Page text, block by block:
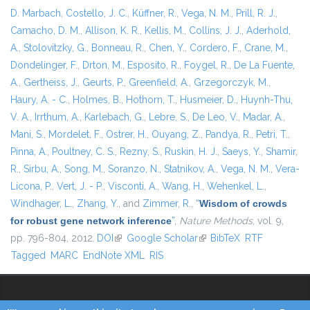
D. Marbach, Costello, J. C., Küffner, R., Vega, N. M., Prill, R. J.,
Camacho, D. M., Allison, K. R., Kellis, M., Collins, J. J., Aderhold,
A., Stolovitzky, G., Bonneau, R., Chen, Y., Cordero, F., Crane, M.,
Dondelinger, F., Drton, M., Esposito, R., Foygel, R., De La Fuente,
A., Gertheiss, J., Geurts, P., Greenfield, A., Grzegorczyk, M.,
Haury, A. - C., Holmes, B., Hothorn, T., Husmeier, D., Huynh-Thu,
V. A., Irrthum, A., Karlebach, G., Lebre, S., De Leo, V., Madar, A.,
Mani, S., Mordelet, F., Ostrer, H., Ouyang, Z., Pandya, R., Petri, T.,
Pinna, A., Poultney, C. S., Rezny, S., Ruskin, H. J., Saeys, Y., Shamir,
R., Sirbu, A., Song, M., Soranzo, N., Statnikov, A., Vega, N. M., Vera-
Licona, P., Vert, J. - P., Visconti, A., Wang, H., Wehenkel, L.,
Windhager, L., Zhang, Y., and Zimmer, R., “Wisdom of crowds
for robust gene network inference”, Nature Methods, vol. 9,
pp. 796-804, 2012. DOI (link is external)
Google Scholar(link is external)
BibTeX RTF
Tagged MARC EndNote XML RIS